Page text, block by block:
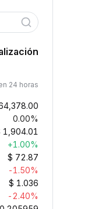
24 horas
0.00%
1,904.01
+1.00%
$ 72.87
-1.50%
$ 1.036
-2.40%